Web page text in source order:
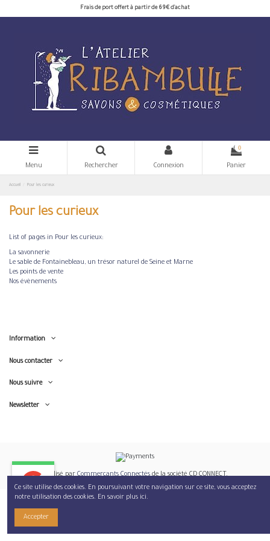
Frais de port offert à partir de 69€ d'achat
Menu Rechercher Connexion
0
Panier
Accueil Pour les curieux
Pour les curieux
List of pages in Pour les curieux:
La savonnerie
Le sable de Fontainebleau, un trésor naturel de Seine et Marne
Les points de vente
Nos évènements
Information
Nous contacter
5.0
Nous suivre
Newsletter
Réalisé parCommerçants Connectésde la société CD CONNECT.
Ce site utilise des cookies. En poursuivant votre navigation sur ce site, vous acceptez
notre utilisation des cookies. En savoir plus ici.
Accepter